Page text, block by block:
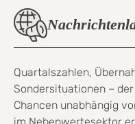
Quartalszahlen,
Sondersituationen –
Chancen unabhängig